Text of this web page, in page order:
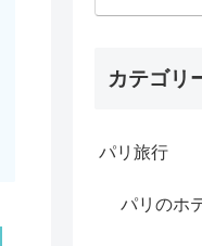
カテゴリ
パリ旅行
パリのホ